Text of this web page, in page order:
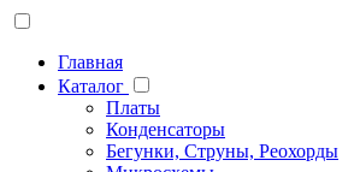
Главная
Каталог
Платы
Конденсаторы
Бегунки, Струны, Реохорды